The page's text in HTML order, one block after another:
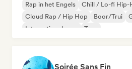
Rap in het Engels
Chill / Lo-fi Hip-
Cloud Rap / Hip Hop
Boor/Trui
Internationale rap
Trap
Soirée Sans Fin